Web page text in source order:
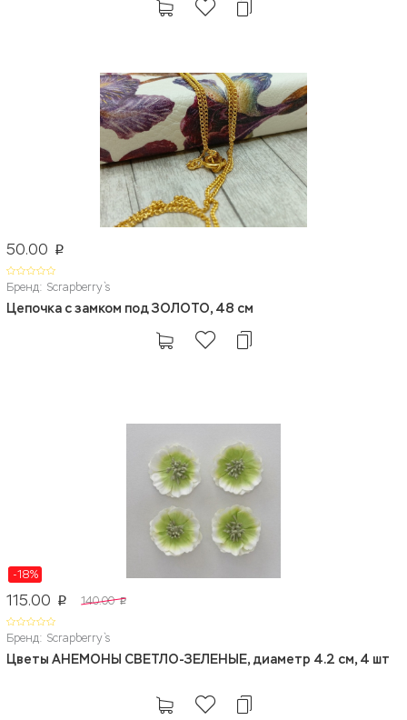
50.00 p
Бренд: Scrapberry`s
Цепочка с замком под ЗОЛОТО, 48 см
-18%
115.00 p 140.00 p
Бренд: Scrapberry`s
Цветы АНЕМОНЫ СВЕТЛО-ЗЕЛЕНЫЕ, диаметр 4.2 см, 4 шт